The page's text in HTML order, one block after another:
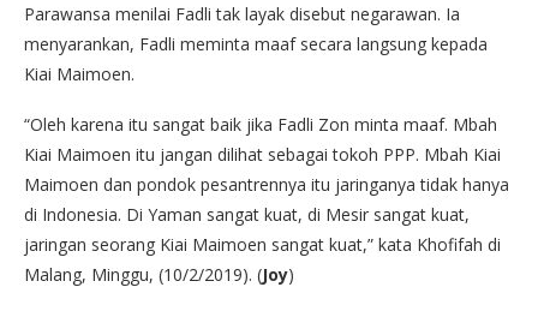
Parawansa menilai Fadli tak layak disebut negarawan. Ia
menyarankan, Fadli meminta maaf secara langsung kepada
Kiai Maimoen.
“Oleh karena itu sangat baik jika Fadli Zon minta maaf. Mbah
Kiai Maimoen itu jangan dilihat sebagai tokoh PPP. Mbah Kiai
Maimoen dan pondok pesantrennya itu jaringanya tidak hanya
di Indonesia. Di Yaman sangat kuat, di Mesir sangat kuat,
jaringan seorang Kiai Maimoen sangat kuat,” kata Khofifah di
Malang, Minggu, (10/2/2019). (Joy)